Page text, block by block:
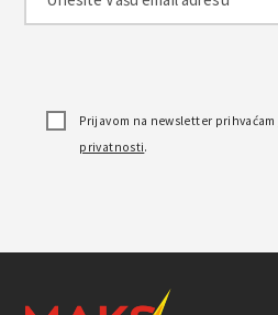
Prijavom na newsletter prihvaćam
privatnosti.